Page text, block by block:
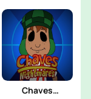
Chaves